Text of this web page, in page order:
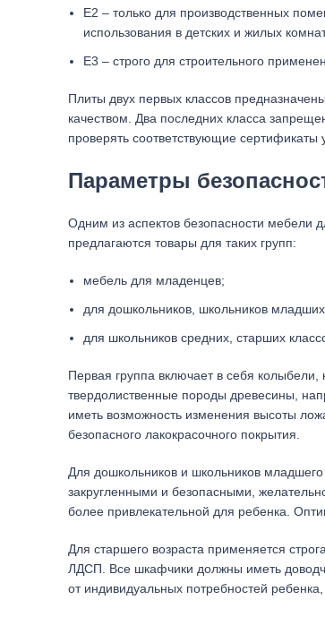
Е2 – только для производственных
использования в детских и жилых
Е3 – строго для строительного
Плиты двух первых классов
качеством. Два последних класса
проверять соответствующие сертификаты
Параметры
Одним из аспектов безопасности мебели
предлагаются товары для таких групп:
мебель для младенцев;
для дошкольников, школьников младших
для школьников средних, старших
Первая группа включает в себя
твердолиственные породы древесины,
иметь возможность изменения высоты
безопасного лакокрасочного покрытия.
Для дошкольников и школьников
закругленными и безопасными,
более привлекательной для ребенка.
Для старшего возраста применяется
ЛДСП. Все шкафчики должны иметь
от индивидуальных потребностей